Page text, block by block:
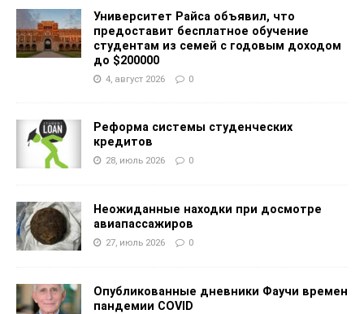
Университет Райса объявил, что
предоставит бесплатное обучение
студентам из семей с годовым доходом
до $200000
4, август 2026 0
Реформа системы студенческих
кредитов
28, июль 2026 0
Неожиданные находки при досмотре
авиапассажиров
27, июль 2026 0
Опубликованные дневники Фаучи времен
пандемии COVID